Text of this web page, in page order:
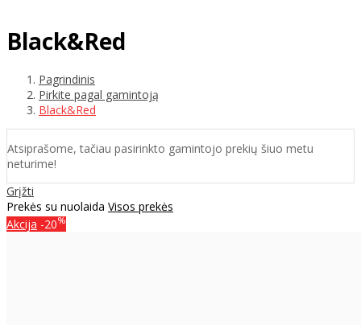
Black&Red
Pagrindinis
Pirkite pagal gamintoją
Black&Red
Atsiprašome, tačiau pasirinkto gamintojo prekių šiuo metu
neturime!
Grįžti
Prekės su nuolaida Visos prekės
Akcija -20%